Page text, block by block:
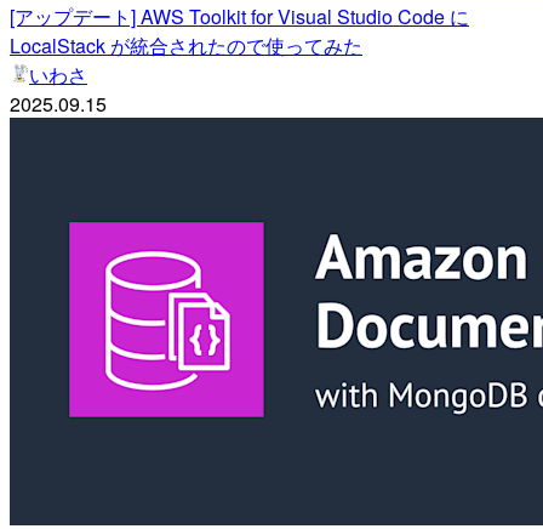
[アップデート] AWS Toolkit for Visual Studio Code に
LocalStack が統合されたので使ってみた
いわさ
2025.09.15